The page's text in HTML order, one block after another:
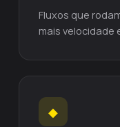
Fluxos que
mais velocidade
◆